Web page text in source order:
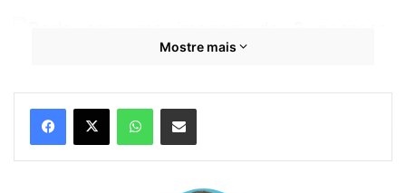
Por meio de ações de assistência e de
financiamento produtivo, bequimãoenses
Mostre mais